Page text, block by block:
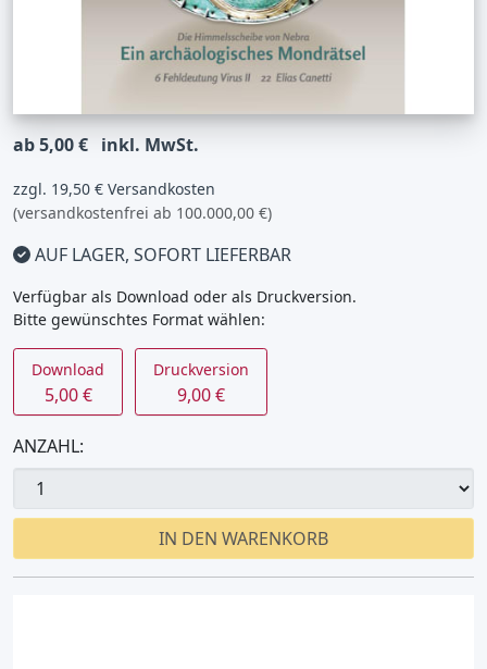
ab 5,00 € inkl. MwSt.
zzgl. 19,50 € Versandkosten
(versandkostenfrei ab 100.000,00 €)
AUF LAGER, SOFORT LIEFERBAR
Verfügbar als Download oder als Druckversion.
Bitte gewünschtes Format wählen:
Download
5,00 €
Druckversion
9,00 €
ANZAHL:
IN DEN WARENKORB